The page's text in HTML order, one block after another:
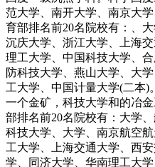
范大学、南开大学、南京大
育部排名前20名院校有：、
沉庆大学、浙江大学、上海
理工大学、中国科技大学、
防科技大学、燕山大学、大
工大学、中国计量大学(二本)
一个金矿，科技大学和的冶
部排名前20名院校有：大学
科技大学、大学、南京航空
工大学、上海交通大学、西
学、同济大学、华南理工大